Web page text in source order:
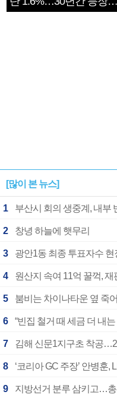
1182개팀 전수조사
[많이 본 뉴스]
1 부산시 회의 생중계, 내부
2 창녕 하늘에 햇무리
3 광안1동 최종 투표자수
4 원산지 속여 11억 꿀꺽,
5 붐비는 차이나타운 옆 죽
6 “빈집 철거 때 세금 더 내
7 김해 신문1지구초 착공
8 ‘코리아 GC 주장’ 안병훈,
9 지방선거 분루 삼키고…총